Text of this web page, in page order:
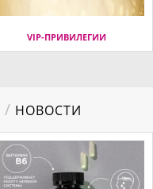
VIP-ПРИВИЛЕГИИ
/ НОВОСТИ